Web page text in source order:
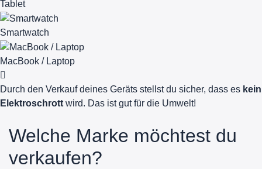
Tablet
Smartwatch
MacBook / Laptop
Durch den Verkauf deines Geräts stellst du sicher, dass es kein
Elektroschrott wird. Das ist gut für die Umwelt!
Welche Marke möchtest du
verkaufen?